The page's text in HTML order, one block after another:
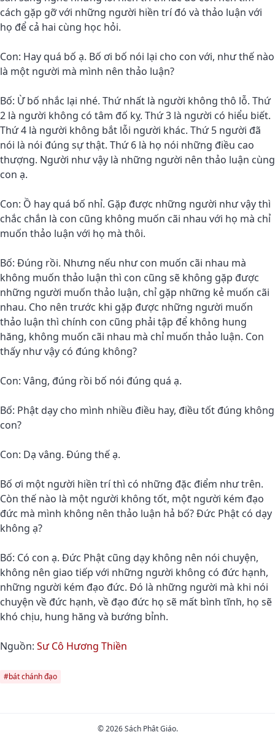
cách gặp gỡ với những người hiền trí đó và thảo luận với
họ để cả hai cùng học hỏi.
Con: Hay quá bố ạ. Bố ơi bố nói lại cho con với, như thế nào
là một người mà mình nên thảo luận?
Bố: Ừ bố nhắc lại nhé. Thứ nhất là người không thô lỗ. Thứ
2 là người không có tâm đố kỵ. Thứ 3 là người có hiểu biết.
Thứ 4 là người không bắt lỗi người khác. Thứ 5 người đã
nói là nói đúng sự thật. Thứ 6 là họ nói những điều cao
thượng. Người như vậy là những người nên thảo luận cùng
con ạ.
Con: Ồ hay quá bố nhỉ. Gặp được những người như vậy thì
chắc chắn là con cũng không muốn cãi nhau với họ mà chỉ
muốn thảo luận với họ mà thôi.
Bố: Đúng rồi. Nhưng nếu như con muốn cãi nhau mà
không muốn thảo luận thì con cũng sẽ không gặp được
những người muốn thảo luận, chỉ gặp những kẻ muốn cãi
nhau. Cho nên trước khi gặp được những người muốn
thảo luận thì chính con cũng phải tập để không hung
hăng, không muốn cãi nhau mà chỉ muốn thảo luận. Con
thấy như vậy có đúng không?
Con: Vâng, đúng rồi bố nói đúng quá ạ.
Bố: Phật dạy cho mình nhiều điều hay, điều tốt đúng không
con?
Con: Dạ vâng. Đúng thế ạ.
Bố ơi một người hiền trí thì có những đặc điểm như trên.
Còn thế nào là một người không tốt, một người kém đạo
đức mà mình không nên thảo luận hả bố? Đức Phật có dạy
không ạ?
Bố: Có con ạ. Đức Phật cũng dạy không nên nói chuyện,
không nên giao tiếp với những người không có đức hạnh,
những người kém đạo đức. Đó là những người mà khi nói
chuyện về đức hạnh, về đạo đức họ sẽ mất bình tĩnh, họ sẽ
khó chịu, hung hăng và bướng bỉnh.
Nguồn: Sư Cô Hương Thiền
#bát chánh đạo
© 2026 Sách Phật Giáo.